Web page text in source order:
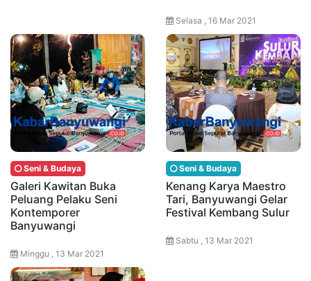
Selasa , 16 Mar 2021
Seni & Budaya
Galeri Kawitan Buka
Peluang Pelaku Seni
Kontemporer
Banyuwangi
Minggu , 13 Mar 2021
Seni & Budaya
Kenang Karya Maestro
Tari, Banyuwangi Gelar
Festival Kembang Sulur
Sabtu , 13 Mar 2021